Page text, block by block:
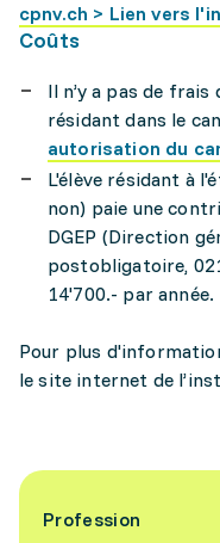
cpnv.ch > Lien vers
Coûts
Il n’y a pas de frais
résidant dans le
autorisation du
L'élève résidant à
non) paie une
DGEP (Direction
postobligatoire,
14'700.- par année.
Pour plus
le site internet de
Profession